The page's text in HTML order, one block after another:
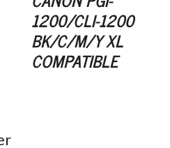
1200/CLI-1200
BK/C/M/Y XL
COMPATIBLE